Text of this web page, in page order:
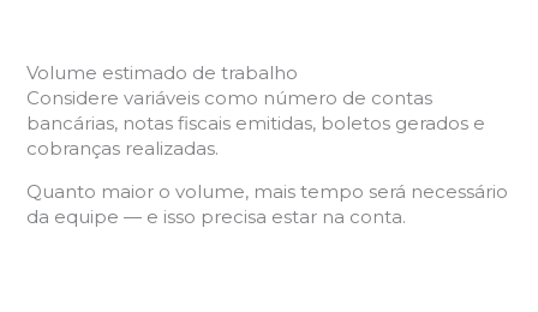
Volume estimado de trabalho
Considere variáveis como número de contas
bancárias, notas fiscais emitidas, boletos gerados e
cobranças realizadas.
Quanto maior o volume, mais tempo será necessário
da equipe — e isso precisa estar na conta.